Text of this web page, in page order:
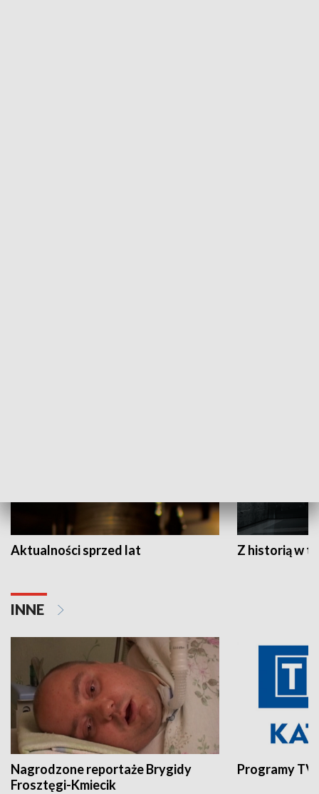
Aktualności sprzed lat Z historią w
INNE
Nagrodzone reportaże Brygidy
Frosztęgi-Kmiecik
Programy